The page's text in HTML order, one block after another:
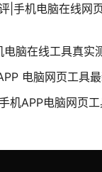
|手机电脑在线网
脑在线工具真实
电脑网页工具最
APP电脑网页工